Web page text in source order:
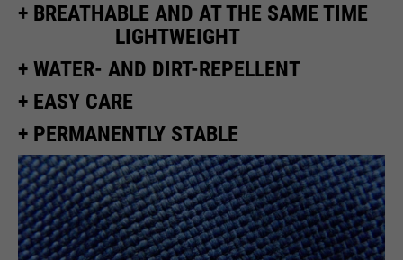
Name
PHPSESSID
running
Ende der Sitzung
purpose
PHPs Standard Sitzungs
Identifikation (nur für
Administratoren relevant).
+ BREATHABLE AND AT THE SAME TIME
LIGHTWEIGHT
+ WATER- AND DIRT-REPELLENT
+ EASY CARE
+ PERMANENTLY STABLE